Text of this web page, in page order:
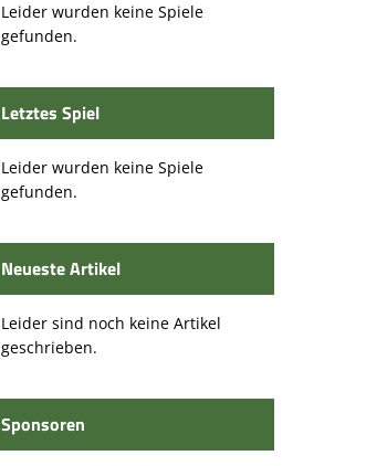
Leider wurden keine Spiele
gefunden.
Letztes Spiel
Leider wurden keine Spiele
gefunden.
Neueste Artikel
Leider sind noch keine Artikel
geschrieben.
Sponsoren